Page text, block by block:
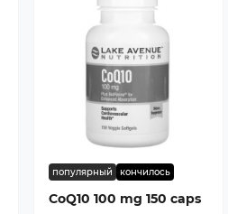
популярный кончилось
CoQ10 100 mg 150 caps